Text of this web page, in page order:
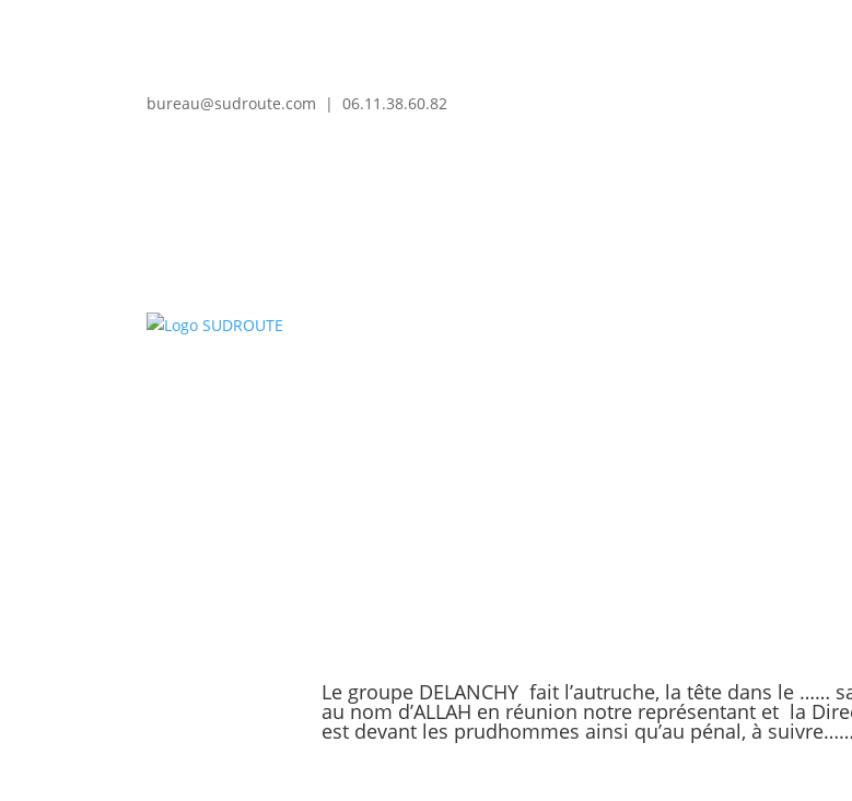
bureau@sudroute.com | 06.11.38.60.82
Le groupe DELANCHY fait l’autruche, la tête dans le ……
au nom d’ALLAH en réunion notre représentant et la
est devant les prudhommes ainsi qu’au pénal, à